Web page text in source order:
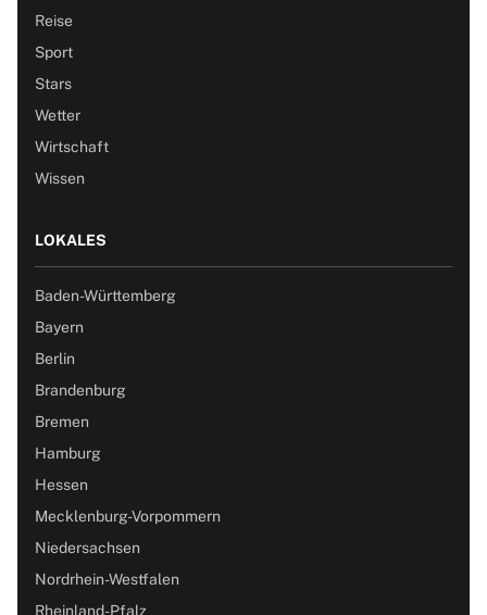
Reise
Sport
Stars
Wetter
Wirtschaft
Wissen
LOKALES
Baden-Württemberg
Bayern
Berlin
Brandenburg
Bremen
Hamburg
Hessen
Mecklenburg-Vorpommern
Niedersachsen
Nordrhein-Westfalen
Rheinland-Pfalz